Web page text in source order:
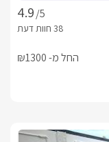
/5
החל מ- ₪1300